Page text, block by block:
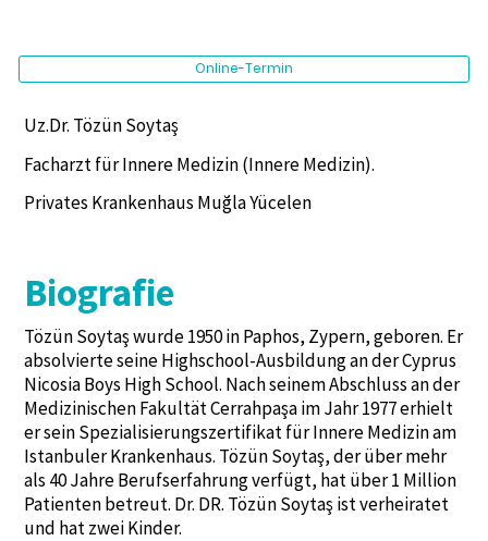
Uz.Dr. Tözün Soytaş
Facharzt für Innere Medizin (Innere Medizin).
Privates Krankenhaus Muğla Yücelen
Biografie
Tözün Soytaş wurde 1950 in Paphos, Zypern, geboren. Er
absolvierte seine Highschool-Ausbildung an der Cyprus
Nicosia Boys High School. Nach seinem Abschluss an der
Medizinischen Fakultät Cerrahpaşa im Jahr 1977 erhielt
er sein Spezialisierungszertifikat für Innere Medizin am
Istanbuler Krankenhaus. Tözün Soytaş, der über mehr
als 40 Jahre Berufserfahrung verfügt, hat über 1 Million
Patienten betreut. Dr. DR. Tözün Soytaş ist verheiratet
und hat zwei Kinder.
Online-Termin